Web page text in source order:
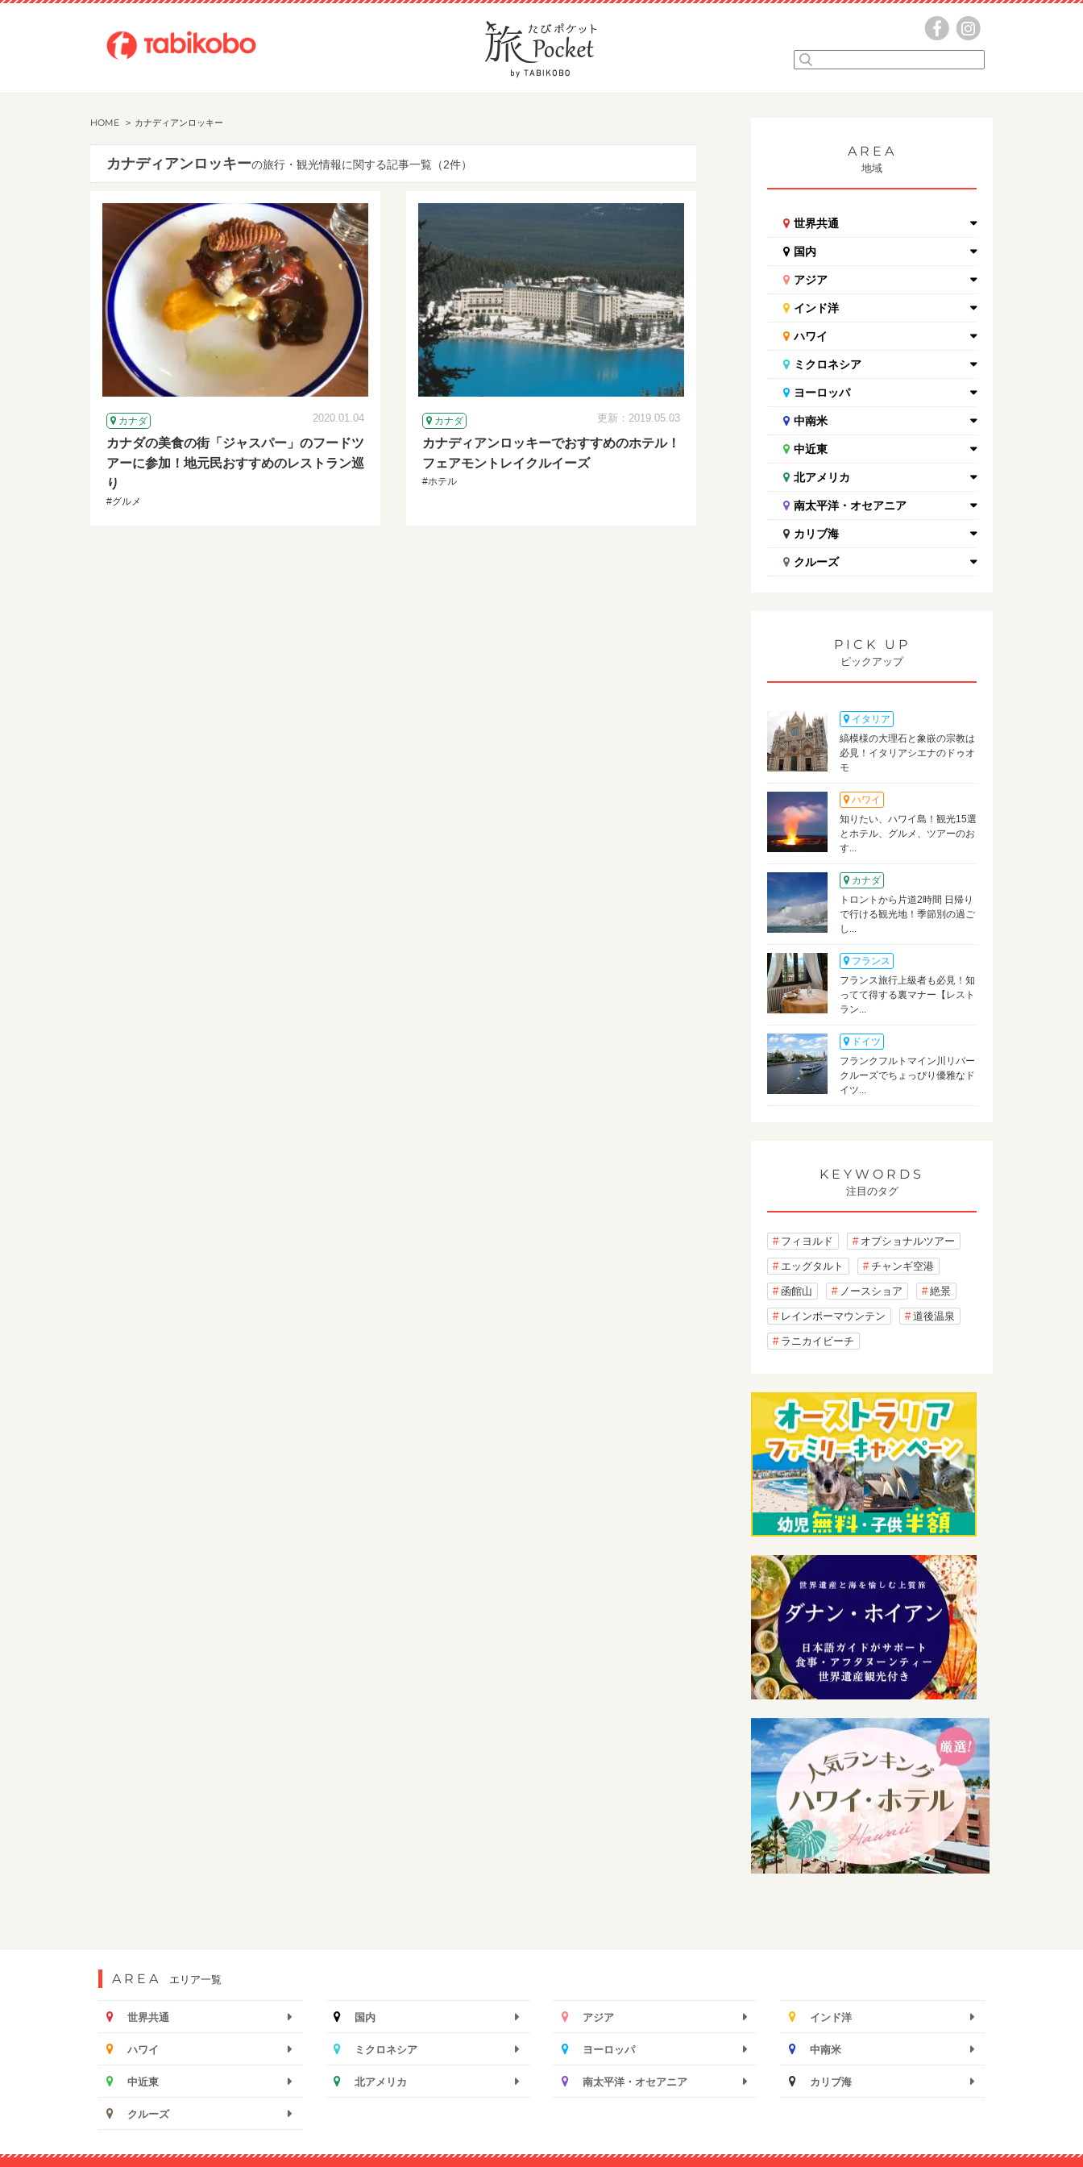
HOME カナディアンロッキー
カナディアンロッキーの旅行・観光情報に関する記事一覧（2件）
カナダ 2020.01.04
カナダの美食の街「ジャスパー」のフードツ
アーに参加！地元民おすすめのレストラン巡
り
#グルメ
カナダ 更新：2019.05.03
カナディアンロッキーでおすすめのホテル！
フェアモントレイクルイーズ
#ホテル
AREA
地域
世界共通
国内
アジア
インド洋
ハワイ
ミクロネシア
ヨーロッパ
中南米
中近東
北アメリカ
南太平洋・オセアニア
カリブ海
クルーズ
PICK UP
ピックアップ
イタリア
縞模様の大理石と象嵌の宗教は
必見！イタリアシエナのドゥオ
モ
ハワイ
知りたい、ハワイ島！観光15選
とホテル、グルメ、ツアーのお
す...
カナダ
トロントから片道2時間 日帰り
で行ける観光地！季節別の過ご
し...
フランス
フランス旅行上級者も必見！知
ってて得する裏マナー【レスト
ラン...
ドイツ
フランクフルトマイン川リバー
クルーズでちょっぴり優雅なド
イツ...
KEYWORDS
注目のタグ
フィヨルド オプショナルツアー
エッグタルト チャンギ空港
函館山 ノースショア 絶景
レインボーマウンテン 道後温泉
ラニカイビーチ
AREA エリア一覧
世界共通 国内 アジア インド洋
ハワイ ミクロネシア ヨーロッパ 中南米
中近東 北アメリカ 南太平洋・オセアニア カリブ海
クルーズ